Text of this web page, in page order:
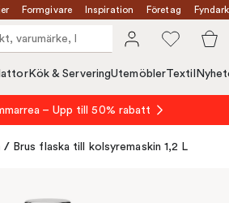
Formgivare Inspiration Företag
Kök & ServeringUtemöblerTextil
– Upp till 50% rabatt
/ Brus flaska till kolsyremaskin 1,2 L